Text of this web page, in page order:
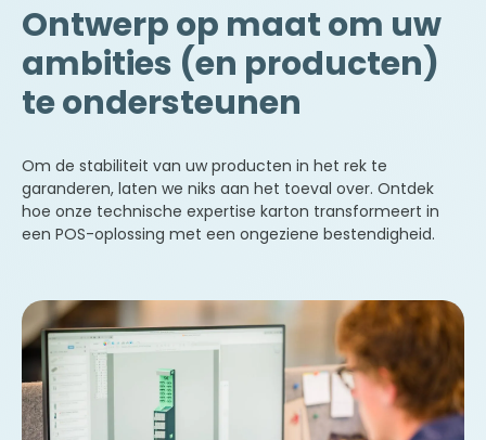
brochures of flyers in de kijker.
De displaydoos (‘shelf-ready
packaging’): een hybride
verpakking/displayoplossing die de
plaatsing in de schapruimte
product garandeert.
transformeren een standaard rek of
Europallet in een exclusieve
merkruimte.
Belevingsgerichte theatralisatie
bogen, gigantische silhouetten, 3D-
installaties die de aandacht van de
consument trekken en een
memorabele merkervaring creëren.
Ontwerp op maat om uw
ambities (en producten)
te ondersteunen
Om de stabiliteit van uw producten in het rek te
garanderen, laten we niks aan het toeval over. Ontdek
hoe onze technische expertise karton transformeert in
een POS-oplossing met een ongeziene bestendigheid.